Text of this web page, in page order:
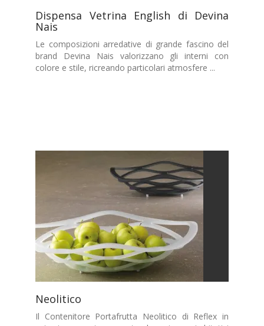
Dispensa Vetrina English di Devina
Nais
Le composizioni arredative di grande fascino del
brand Devina Nais valorizzano gli interni con
colore e stile, ricreando particolari atmosfere ...
Neolitico
Il Contenitore Portafrutta Neolitico di Reflex in